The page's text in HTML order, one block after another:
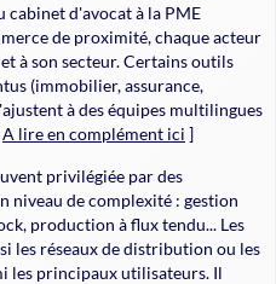
cabinet d'avocat à la PME
de proximité, chaque acteur
à son secteur. Certains outils
(immobilier, assurance,
à des équipes multilingues
A lire en complément ici ]
privilégiée par des
niveau de complexité : gestion
production à flux tendu... Les
les réseaux de distribution ou les
les principaux utilisateurs. Il